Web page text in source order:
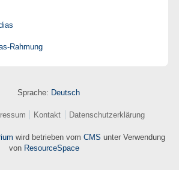
Rahmung
Sprache: Deutsch
Kontakt Datenschutzerklärung
wird betrieben vom CMS unter Verwendung
von ResourceSpace